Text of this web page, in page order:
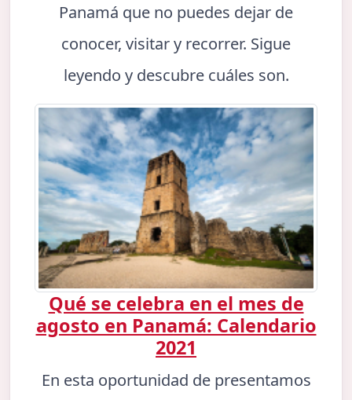
Panamá que no puedes dejar de
conocer, visitar y recorrer. Sigue
leyendo y descubre cuáles son.
Qué se celebra en el mes de
agosto en Panamá: Calendario
2021
En esta oportunidad de presentamos